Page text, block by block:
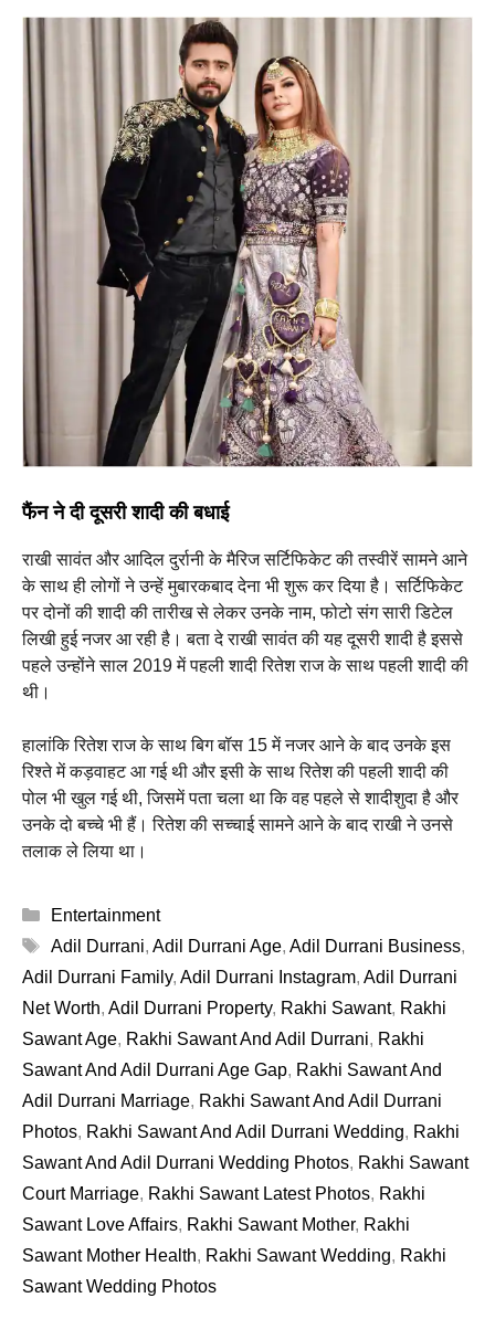
फैंन ने दी दूसरी शादी की बधाई
राखी सावंत और आदिल दुर्रानी के मैरिज सर्टिफिकेट की तस्वीरें सामने आने
के साथ ही लोगों ने उन्हें मुबारकबाद देना भी शुरू कर दिया है। सर्टिफिकेट
पर दोनों की शादी की तारीख से लेकर उनके नाम, फोटो संग सारी डिटेल
लिखी हुई नजर आ रही है। बता दे राखी सावंत की यह दूसरी शादी है इससे
पहले उन्होंने साल 2019 में पहली शादी रितेश राज के साथ पहली शादी की
थी।
हालांकि रितेश राज के साथ बिग बॉस 15 में नजर आने के बाद उनके इस
रिश्ते में कड़वाहट आ गई थी और इसी के साथ रितेश की पहली शादी की
पोल भी खुल गई थी, जिसमें पता चला था कि वह पहले से शादीशुदा है और
उनके दो बच्चे भी हैं। रितेश की सच्चाई सामने आने के बाद राखी ने उनसे
तलाक ले लिया था।
Categories
Entertainment
Tags
Adil Durrani, Adil Durrani Age, Adil Durrani Business,
Adil Durrani Family, Adil Durrani Instagram, Adil Durrani
Net Worth, Adil Durrani Property, Rakhi Sawant, Rakhi
Sawant Age, Rakhi Sawant And Adil Durrani, Rakhi
Sawant And Adil Durrani Age Gap, Rakhi Sawant And
Adil Durrani Marriage, Rakhi Sawant And Adil Durrani
Photos, Rakhi Sawant And Adil Durrani Wedding, Rakhi
Sawant And Adil Durrani Wedding Photos, Rakhi Sawant
Court Marriage, Rakhi Sawant Latest Photos, Rakhi
Sawant Love Affairs, Rakhi Sawant Mother, Rakhi
Sawant Mother Health, Rakhi Sawant Wedding, Rakhi
Sawant Wedding Photos